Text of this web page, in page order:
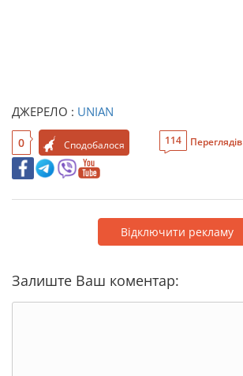
ДЖЕРЕЛО : UNIAN
0 Сподобалося 114 Переглядів
Відключити рекламу
Залиште Ваш коментар: